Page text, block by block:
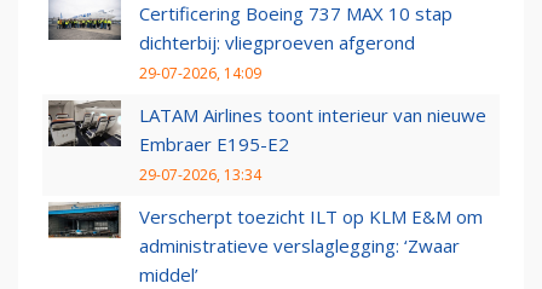
Certificering Boeing 737 MAX 10 stap
dichterbij: vliegproeven afgerond
29-07-2026, 14:09
LATAM Airlines toont interieur van nieuwe
Embraer E195-E2
29-07-2026, 13:34
Verscherpt toezicht ILT op KLM E&M om
administratieve verslaglegging: ‘Zwaar
middel’